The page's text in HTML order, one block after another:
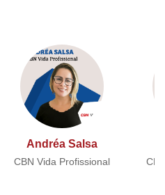
Andréa Salsa
CBN Vida Profissional